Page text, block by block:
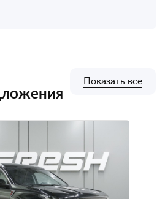
Показать все